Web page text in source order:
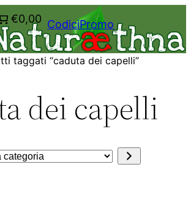
€0,00 CodiciPromo
taggati “caduta dei capelli”
dei capelli